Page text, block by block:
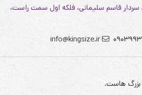
قاسم سلیمانی، فلکه اول سمت راست،
info@kingsize.ir
بزرگ هاست.